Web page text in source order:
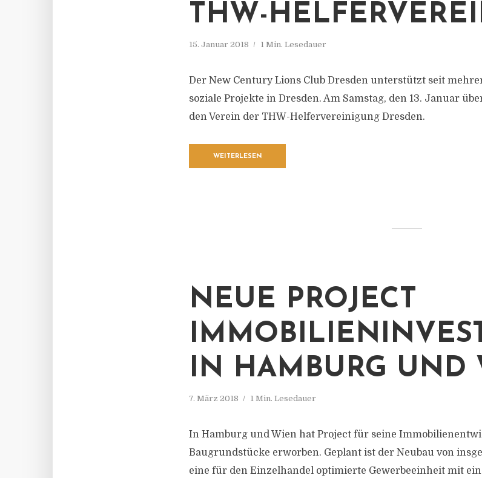
THW-
15. Januar 2018 1 Min. Lesedauer
Der New Century Lions Club Dresden unterstützt seit
soziale Projekte in Dresden. Am Samstag, den 13. Januar
den Verein der THW-Helfervereinigung Dresden.
WEITERLESEN
NEUE PROJECT
IN HAMBURG UND
7. März 2018 1 Min. Lesedauer
In Hamburg und Wien hat Project für seine
Baugrundstücke erworben. Geplant ist der Neubau von
eine für den Einzelhandel optimierte Gewerbeeinheit mit